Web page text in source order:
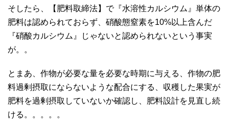
そしたら、【肥料取締法】で『水溶性カルシウム』単体の
肥料は認められておらず、硝酸態窒素を10%以上含んだ
『硝酸カルシウム』じゃないと認められないという事実
が。。
とまあ、作物が必要な量を必要な時期に与える、作物の肥
料過剰摂取にならないような配合にする、収穫した果実が
肥料を過剰摂取していないか確認し、肥料設計を見直し続
ける。。。。。